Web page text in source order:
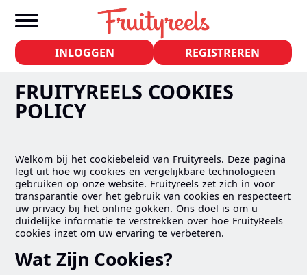
INLOGGEN REGISTREREN
FRUITYREELS COOKIES
POLICY
Welkom bij het cookiebeleid van Fruityreels. Deze pagina
legt uit hoe wij cookies en vergelijkbare technologieën
gebruiken op onze website. Fruityreels zet zich in voor
transparantie over het gebruik van cookies en respecteert
uw privacy bij het online gokken. Ons doel is om u
duidelijke informatie te verstrekken over hoe FruityReels
cookies inzet om uw ervaring te verbeteren.
Wat Zijn Cookies?